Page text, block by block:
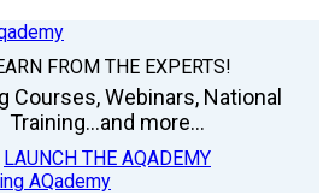
FROM THE EXPERTS!
Courses, Webinars, National
Training...and more...
LAUNCH THE AQADEMY
AQademy